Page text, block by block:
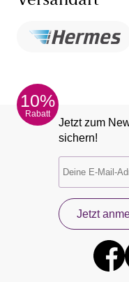
10%
Rabatt
Jetzt zum
sichern!
Jetzt